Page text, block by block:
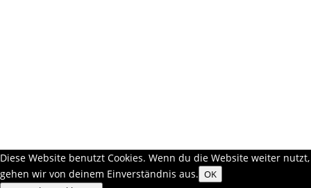
Diese Website benutzt Cookies. Wenn du die Website weiter nutzt,
gehen wir von deinem Einverständnis aus. OK